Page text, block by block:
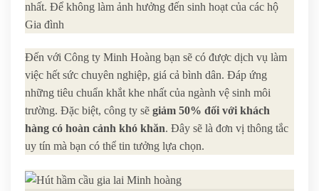
nhất. Để không làm ảnh hưởng đến sinh hoạt của các hộ
Gia đình
Đến với Công ty Minh Hoàng bạn sẽ có được dịch vụ làm
việc hết sức chuyên nghiệp, giá cả bình dân. Đáp ứng
những tiêu chuẩn khắt khe nhất của ngành vệ sinh môi
trường. Đặc biệt, công ty sẽ giảm 50% đối với khách
hàng có hoàn cảnh khó khăn. Đây sẽ là đơn vị thông tắc
uy tín mà bạn có thể tin tưởng lựa chọn.